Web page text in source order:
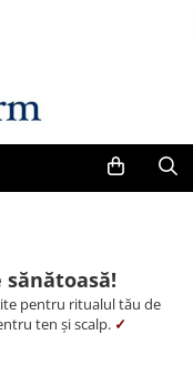
pentru ritualul tău de
ten și scalp. ✓